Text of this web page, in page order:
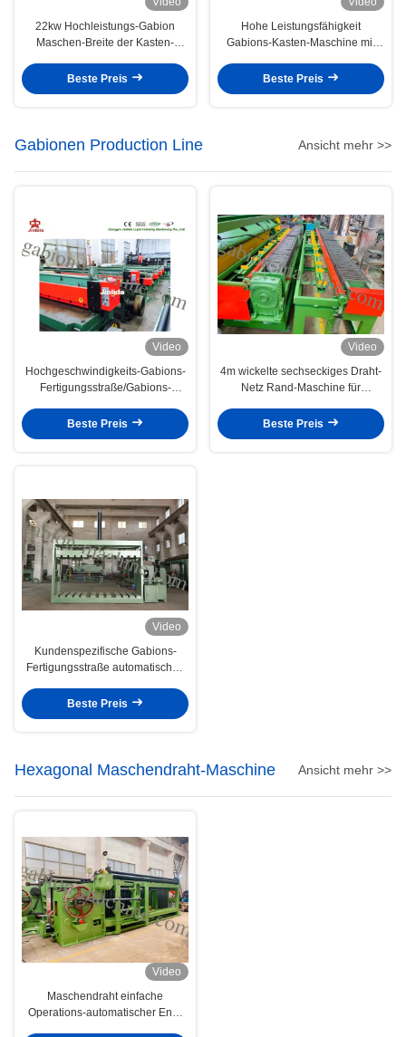
22kw Hochleistungs-Gabion
Maschen-Breite der Kasten-
Maschinen-4300mm
Beste Preis
Hohe Leistungsfähigkeit
Gabions-Kasten-Maschine mit
Beste Preis
Gabionen Production Line Ansicht mehr >>
Video
Hochgeschwindigkeits-Gabions-
Fertigungsstraße/Gabions-
7.5kw 6t
Beste Preis
Video
4m wickelte sechseckiges Draht-
Netz Rand-Maschine für
wickelt
Beste Preis
Video
Kundenspezifische Gabions-
Fertigungsstraße automatisches
Maschine fängt
Beste Preis
Hexagonal Maschendraht-Maschine Ansicht mehr >>
Video
Maschendraht einfache
Operations-automatischer End-